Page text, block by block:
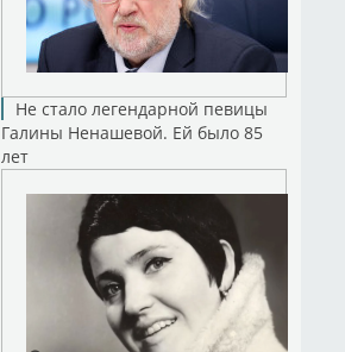
Не стало легендарной певицы
Галины Ненашевой. Ей было 85
лет